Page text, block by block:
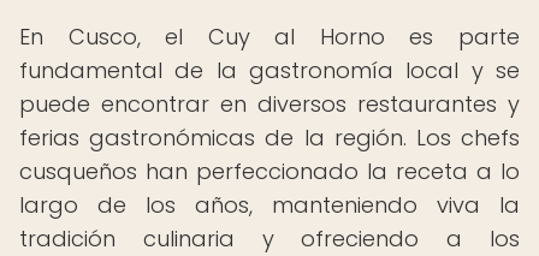
En Cusco, el Cuy al Horno es parte
fundamental de la gastronomía local y se
puede encontrar en diversos restaurantes y
ferias gastronómicas de la región. Los chefs
cusqueños han perfeccionado la receta a lo
largo de los años, manteniendo viva la
tradición culinaria y ofreciendo a los